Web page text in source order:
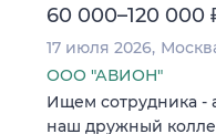
60 000–120 000
17 июля 2026
ООО "АВИОН"
Ищем сотрудника -
наш дружный